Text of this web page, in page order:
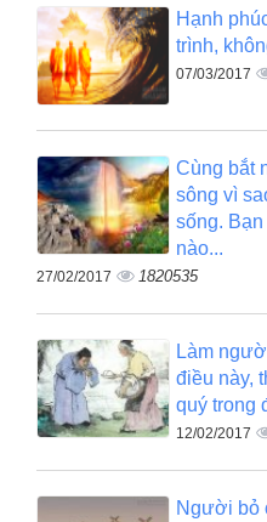
Hạnh
trình,
07/03/2017
Cùng bắt
sông vì
sống.
nào...
27/02/2017 1820535
Làm
điều này,
quý trong
12/02/2017
Người bỏ